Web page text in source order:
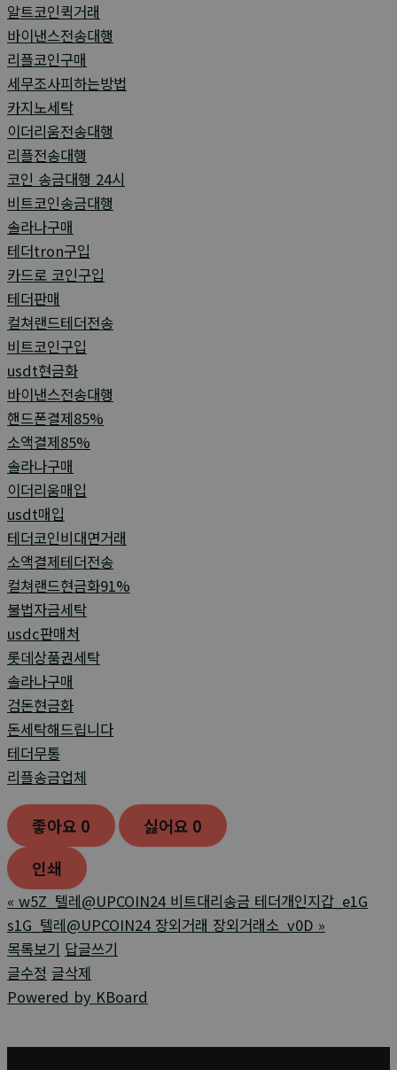
알트코인퀵거래
바이낸스전송대행
리플코인구매
세무조사피하는방법
카지노세탁
이더리움전송대행
리플전송대행
코인 송금대행 24시
비트코인송금대행
솔라나구매
테더tron구입
카드로 코인구입
테더판매
컬쳐랜드테더전송
비트코인구입
usdt현금화
바이낸스전송대행
핸드폰결제85%
소액결제85%
솔라나구매
이더리움매입
usdt매입
테더코인비대면거래
소액결제테더전송
컬쳐랜드현금화91%
불법자금세탁
usdc판매처
롯데상품권세탁
솔라나구매
검돈현금화
돈세탁해드립니다
테더무통
리플송금업체
좋아요 0 싫어요 0
인쇄
« w5Z_텔레@UPCOIN24 비트대리송금 테더개인지갑_e1G
s1G_텔레@UPCOIN24 장외거래 장외거래소_v0D »
목록보기 답글쓰기
글수정 글삭제
Powered by KBoard